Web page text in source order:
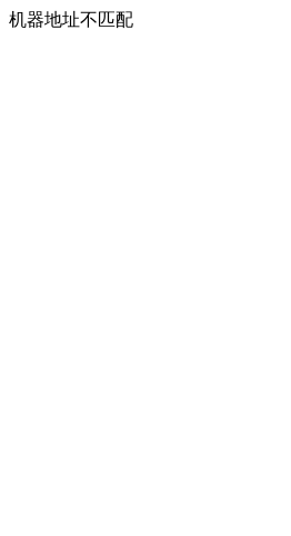
机器地址不匹配